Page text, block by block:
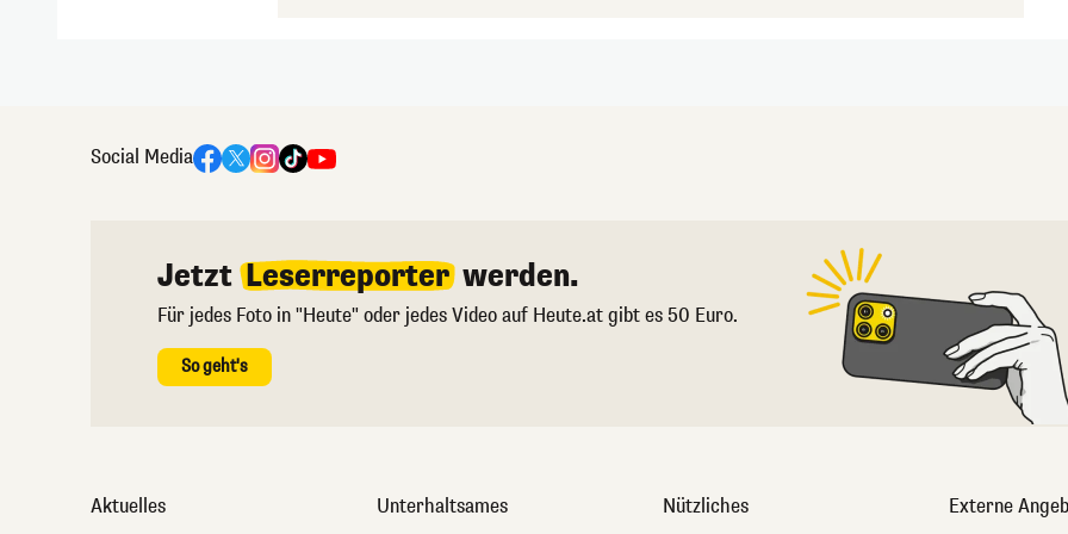
Social Media
Jetzt Leserreporter werden.
Für jedes Foto in "Heute" oder jedes Video auf Heute.at gibt es 50 Euro.
So geht's
Aktuelles
Unterhaltsames
Nützliches
Externe